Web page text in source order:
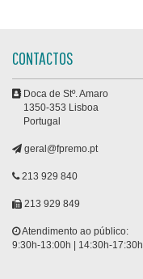
CONTACTOS
Doca de Stº. Amaro
1350-353 Lisboa
Portugal
geral@fpremo.pt
213 929 840
213 929 849
Atendimento ao público:
9:30h-13:00h | 14:30h-17:30h